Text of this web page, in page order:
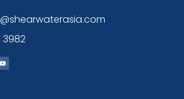
3982